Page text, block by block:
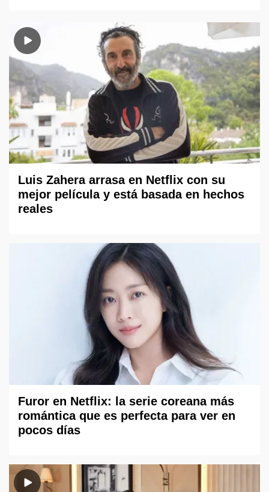
Luis Zahera arrasa en Netflix con su
mejor película y está basada en hechos
reales
Furor en Netflix: la serie coreana más
romántica que es perfecta para ver en
pocos días